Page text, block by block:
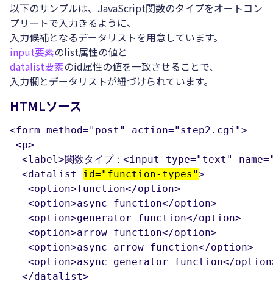
以下のサンプルは、JavaScript関数のタイプをオートコン
プリートで入力きるように、
入力候補となるデータリストを用意しています。
input要素のlist属性の値と
datalist要素のid属性の値を一致させることで、
入力欄とデータリストが紐づけられています。
HTMLソース
<form method="post" action="step2.cgi">
<p>
<label>関数タイプ：<input type="text"
  <datalist
id="function-types">
   <option>function</option>
   <option>async function</option>
   <option>generator function</option>
   <option>arrow function</option>
   <option>async arrow function</option>
<option>async generator function</
  </datalist>